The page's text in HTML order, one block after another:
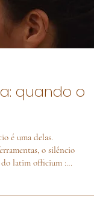
quando o
é uma delas.
o silêncio